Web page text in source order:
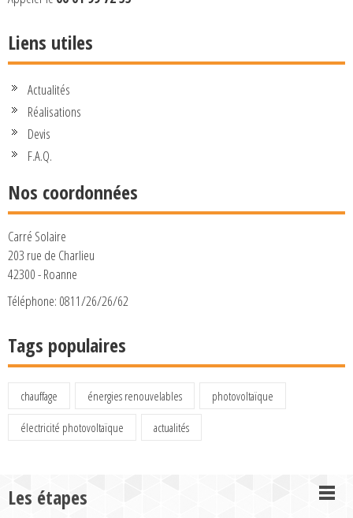
Liens utiles
Actualités
Réalisations
Devis
F.A.Q.
Nos coordonnées
Carré Solaire
203 rue de Charlieu
42300 - Roanne
Téléphone: 0811/26/26/62
Tags populaires
chauffage énergies renouvelables
photovoltaïque
électricité photovoltaïque
actualités
Les étapes